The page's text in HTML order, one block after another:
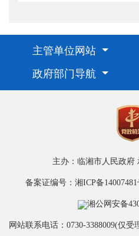
主管单位网站
政府部门导航
主办：临湘市人民政府
备案证编号：湘ICP备14007481
湘公网安备
网站联系电话：0730-3388009(仅